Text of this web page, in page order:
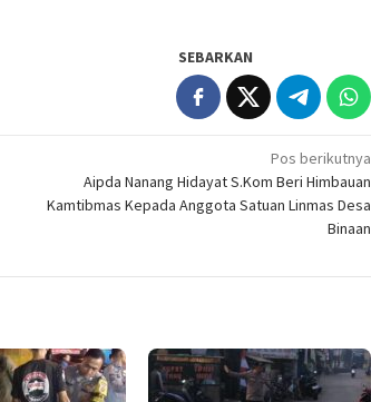
SEBARKAN
Pos berikutnya
Aipda Nanang Hidayat S.Kom Beri Himbauan
Kamtibmas Kepada Anggota Satuan Linmas Desa
Binaan